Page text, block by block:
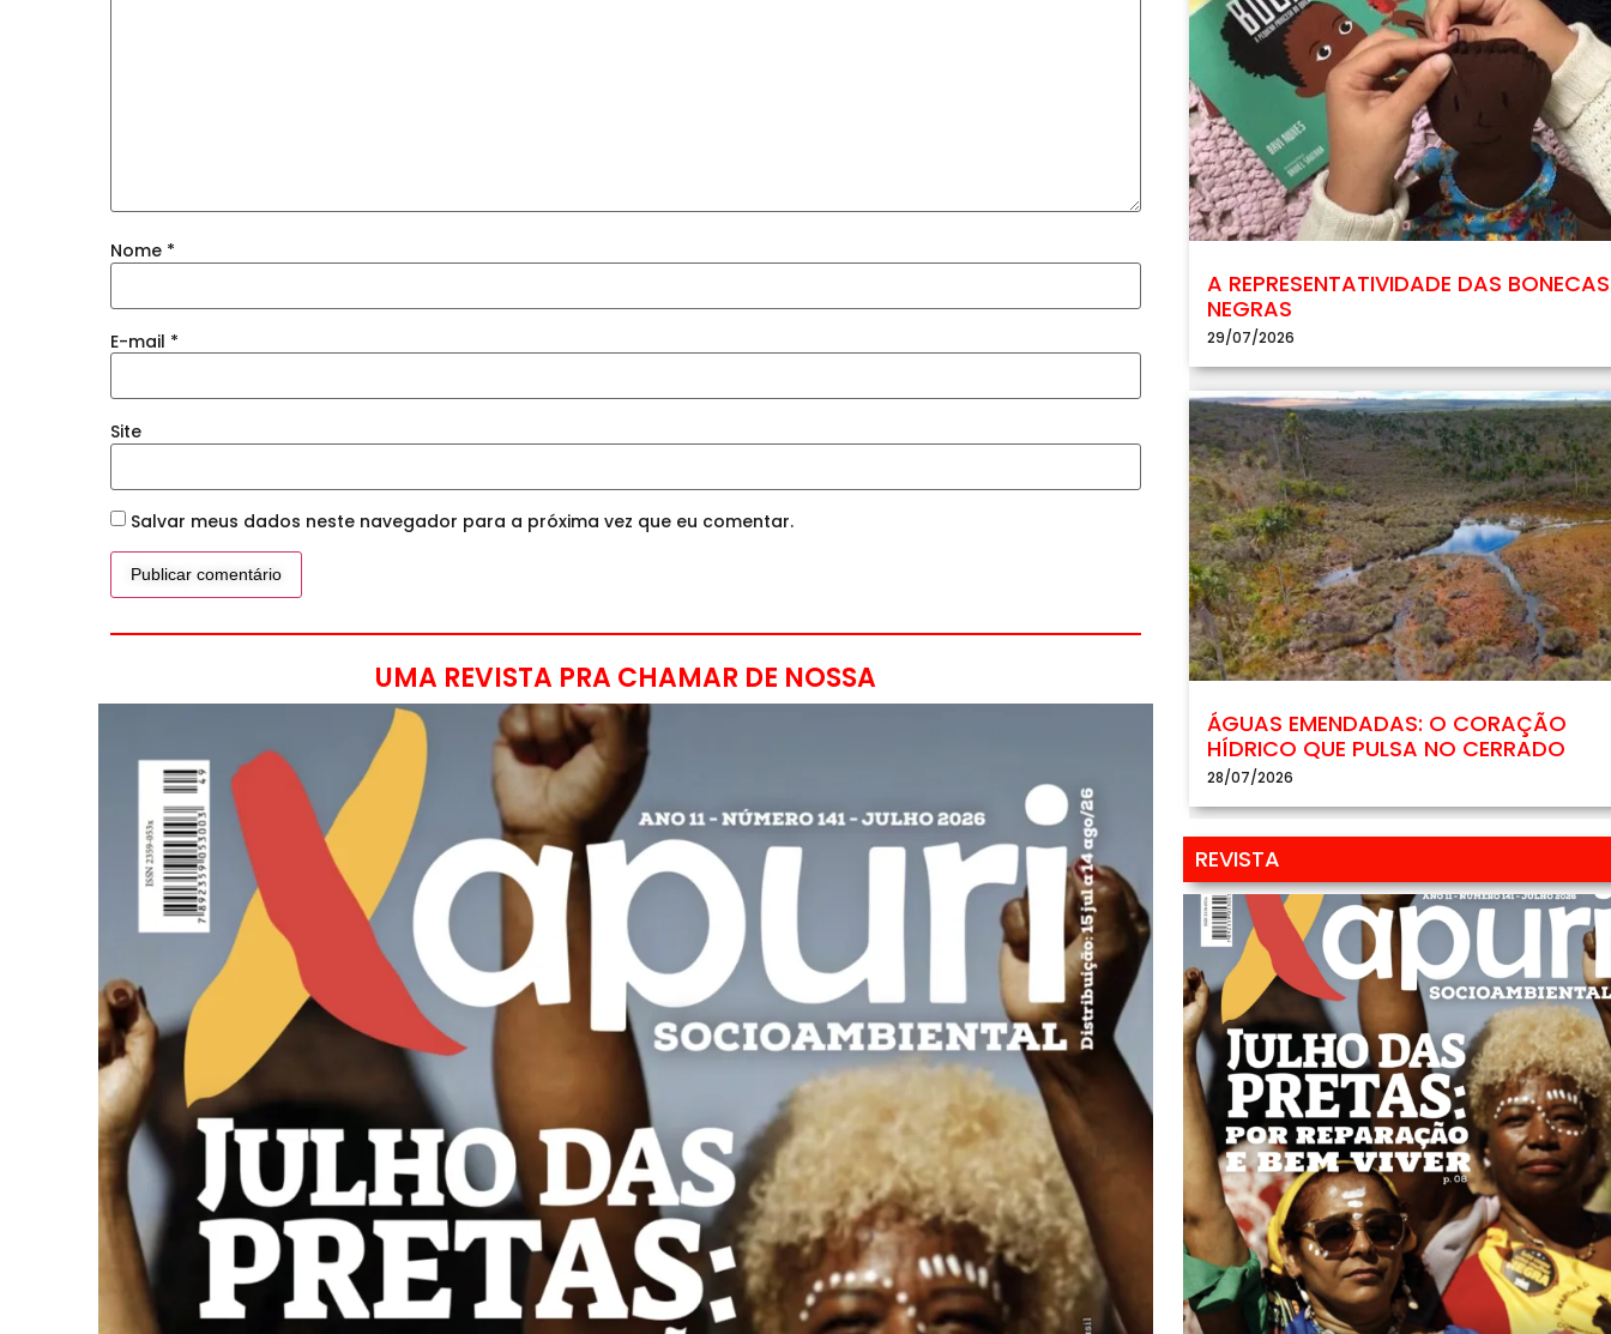
Nome *
E-mail *
Site
Salvar meus dados neste navegador para a próxima vez que eu comentar.
UMA REVISTA PRA CHAMAR DE NOSSA
A REPRESENTATIVIDADE DAS BONECAS
NEGRAS
29/07/2026
ÁGUAS EMENDADAS: O CORAÇÃO
HÍDRICO QUE PULSA NO CERRADO
28/07/2026
REVISTA